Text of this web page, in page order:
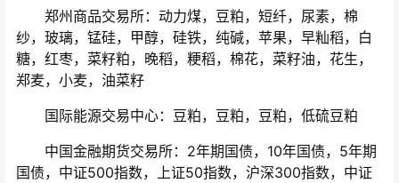
郑州商品交易所：动力煤，豆粕，短纤，尿素，棉
纱，玻璃，锰硅，甲醇，硅铁，纯碱，苹果，早籼稻，白
糖，红枣，菜籽粕，晚稻，粳稻，棉花，菜籽油，花生，
郑麦，小麦，油菜籽
国际能源交易中心：豆粕，豆粕，豆粕，低硫豆粕
中国金融期货交易所：2年期国债，10年国债，5年期
国债，中证500指数，上证50指数，沪深300指数，中证